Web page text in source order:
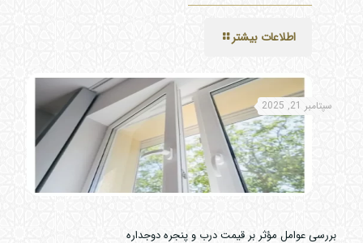
اطلاعات بیشتر
سپتامبر 21, 2025
بررسی عوامل مؤثر بر قیمت درب و پنجره دوجداره